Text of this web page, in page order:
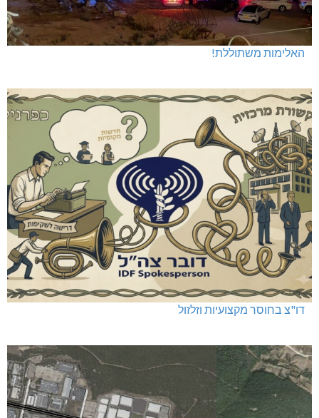
האלימות משתוללת!
דו"צ בחוסר מקצועיות וזלזול